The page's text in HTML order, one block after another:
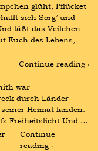
glüht, Pflücket
sich Sorg’ und
läßt das Veilchen
Euch des Lebens,
Continue reading ›
war
durch Länder
Heimat fanden.
Freiheitslicht Und …
Continue
reading ›